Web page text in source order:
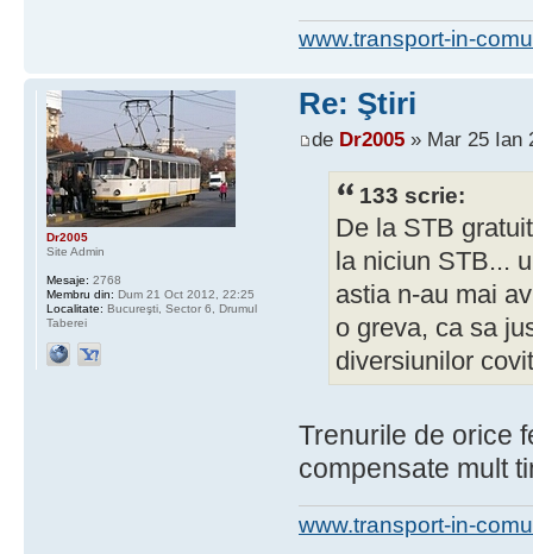
www.transport-in-
Re: Ştiri
de Dr2005» Mar 25 Ian
133 scrie:
De la STB
la niciun STB...
astia n-au mai
o greva, ca sa
diversiunilor
Trenurile de orice
compensate mult
www.transport-in-
Dr2005
Site Admin
Mesaje: 2768
Membru din: Dum 21 Oct 2012, 22:25
Localitate: Bucureşti, Sector 6, Drumul
Taberei